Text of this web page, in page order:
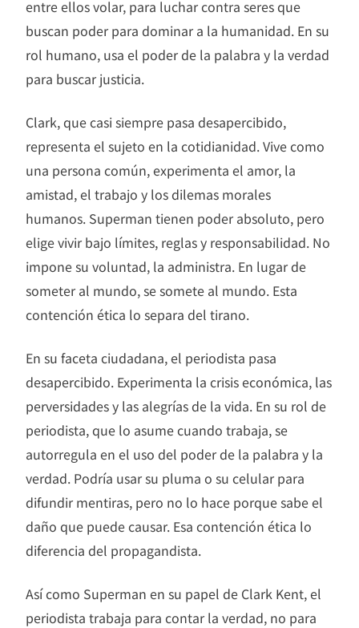
entre ellos volar, para luchar contra seres que
buscan poder para dominar a la humanidad. En su
rol humano, usa el poder de la palabra y la verdad
para buscar justicia.
Clark, que casi siempre pasa desapercibido,
representa el sujeto en la cotidianidad. Vive como
una persona común, experimenta el amor, la
amistad, el trabajo y los dilemas morales
humanos. Superman tienen poder absoluto, pero
elige vivir bajo límites, reglas y responsabilidad. No
impone su voluntad, la administra. En lugar de
someter al mundo, se somete al mundo. Esta
contención ética lo separa del tirano.
En su faceta ciudadana, el periodista pasa
desapercibido. Experimenta la crisis económica, las
perversidades y las alegrías de la vida. En su rol de
periodista, que lo asume cuando trabaja, se
autorregula en el uso del poder de la palabra y la
verdad. Podría usar su pluma o su celular para
difundir mentiras, pero no lo hace porque sabe el
daño que puede causar. Esa contención ética lo
diferencia del propagandista.
Así como Superman en su papel de Clark Kent, el
periodista trabaja para contar la verdad, no para